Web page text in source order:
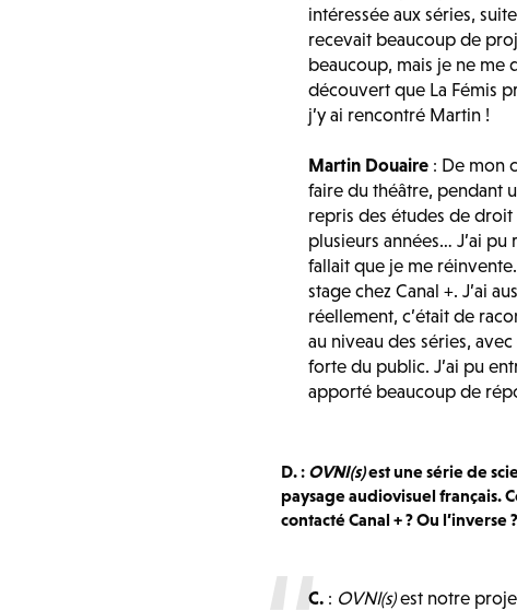
intéressée aux séries,
recevait beaucoup de
beaucoup, mais je ne me
découvert que La Fémis
j’y ai rencontré Martin !
Martin Douaire : De mon
faire du théâtre, pendant
repris des études de
plusieurs années… J’ai
fallait que je me
stage chez Canal +. J’ai
réellement, c’était de
au niveau des séries,
forte du public. J’ai pu
apporté beaucoup de
D. : OVNI(s)est une série de
paysage audiovisuel français.
contacté Canal + ? Ou l’inverse ?
C. : OVNI(s)est notre